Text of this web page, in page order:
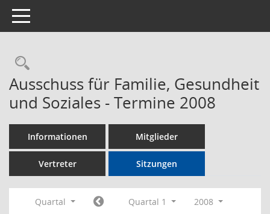
Toggle navigation
Rechercheauswahl
Ausschuss für Familie, Gesundheit
und Soziales - Termine 2008
Informationen Mitglieder
Vertreter Sitzungen
Quartal Quartal 1
2008